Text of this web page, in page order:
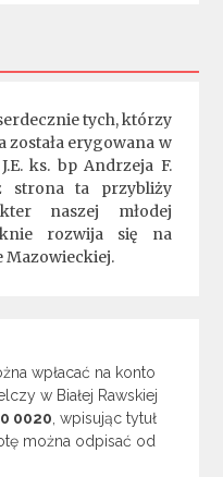
tych, którzy
została erygowana w
ks. bp Andrzeja F.
strona ta przybliży
naszej młodej
rozwija się na
Mazowieckiej.
wpłacać na konto
w Białej Rawskiej
0020 , wpisując tytuł
można odpisać od